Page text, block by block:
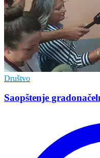
Društvo
Saopštenje